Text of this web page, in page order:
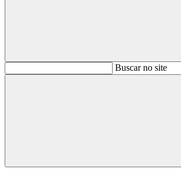
BuscarBuscar no site
Buscar